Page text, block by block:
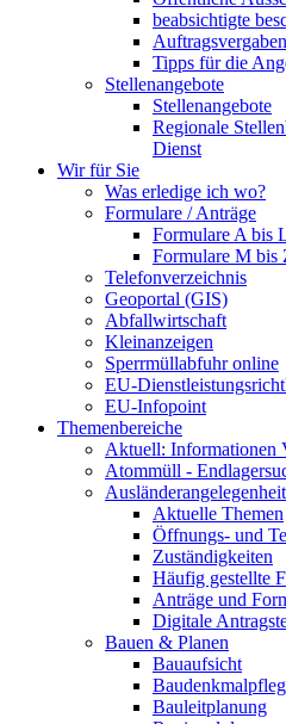
beabsichtigte
Auftragsvergaben
Tipps für die
Stellenangebote
Stellenangebote
Regionale
Dienst
Wir für Sie
Was erledige ich wo?
Formulare / Anträge
Formulare A bis
Formulare M bis
Telefonverzeichnis
Geoportal (GIS)
Abfallwirtschaft
Kleinanzeigen
Sperrmüllabfuhr online
EU-
EU-Infopoint
Themenbereiche
Aktuell: Informationen
Atommüll -
Aktuelle Themen
Öffnungs- und
Zuständigkeiten
Häufig gestellte
Anträge und
Digitale
Bauen & Planen
Bauaufsicht
Bauleitplanung